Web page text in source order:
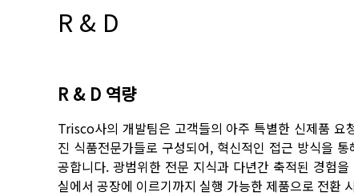
R & D
R & D 역량
Trisco사의 개발팀은 고객들의 아주 특별한 신제품 요
진 식품전문가들로 구성되어, 혁신적인 접근 방식을
공합니다. 광범위한 전문 지식과 다년간 축적된 경험
실에서 공장에 이르기까지 실행 가능한 제품으로 전환